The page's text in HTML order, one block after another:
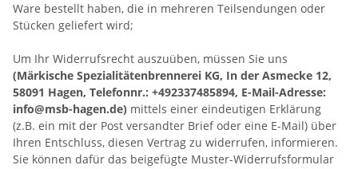
Ware bestellt haben, die in mehreren Teilsendungen oder
Stücken geliefert wird;
Um Ihr Widerrufsrecht auszuüben, müssen Sie uns
(Märkische Spezialitätenbrennerei KG, In der Asmecke 12,
58091 Hagen, Telefonnr.: +492337485894, E-Mail-Adresse:
info@msb-hagen.de) mittels einer eindeutigen Erklärung
(z.B. ein mit der Post versandter Brief oder eine E-Mail) über
Ihren Entschluss, diesen Vertrag zu widerrufen, informieren.
Sie können dafür das beigefügte Muster-Widerrufsformular